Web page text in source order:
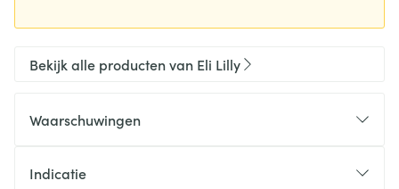
Bekijk alle producten van Eli Lilly
Waarschuwingen
Indicatie